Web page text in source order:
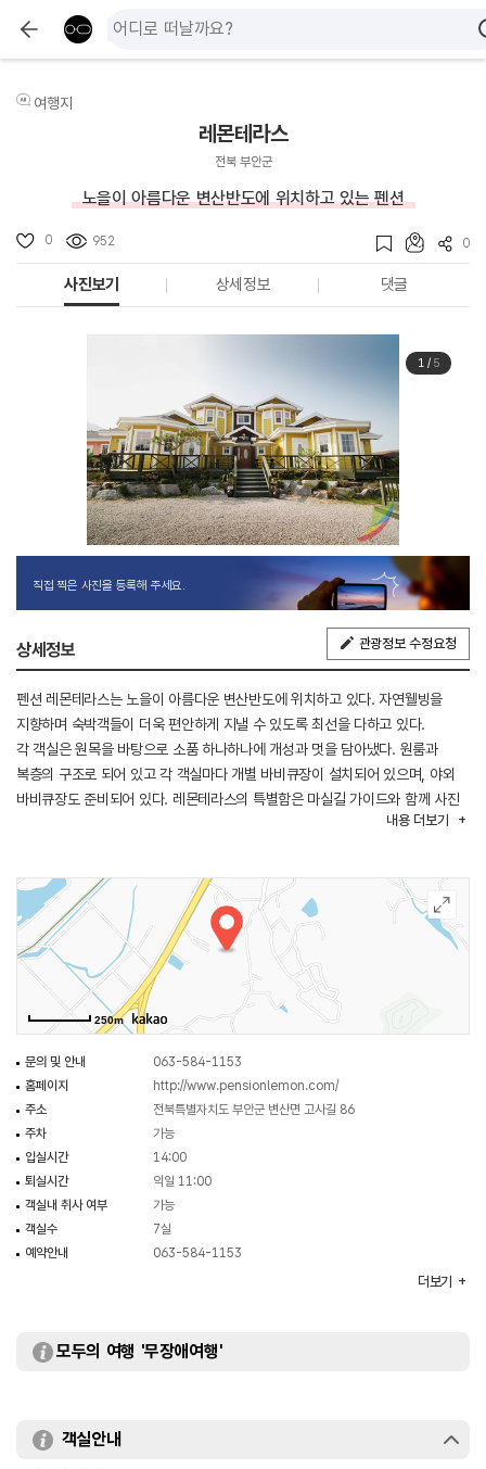
여행지
레몬테라스
전북 부안군
노을이 아름다운 변산반도에 위치하고 있는 펜션
0 952 0
사진보기 상세정보 댓글
1/ 5
직접 찍은 사진을 등록해 주세요.
상세정보 관광정보 수정요청
펜션 레몬테라스는 노을이 아름다운 변산반도에 위치하고 있다. 자연웰빙을
지향하며 숙박객들이 더욱 편안하게 지낼 수 있도록 최선을 다하고 있다.
각 객실은 원목을 바탕으로 소품 하나하나에 개성과 멋을 담아냈다. 원룸과
복층의 구조로 되어 있고 각 객실마다 개별 바비큐장이 설치되어 있으며, 야외
바비큐장도 준비되어 있다. 레몬테라스의 특별함은 마실길 가이드와 함께 사진
촬영을 하여 CD에 그 추억을 담아 주고 있다. 주변 관광지로는 고사포해수욕장,
내용 더보기
250m
문의 및 안내
063-584-1153
홈페이지
http://www.pensionlemon.com/
주소
전북특별자치도 부안군 변산면 고사길 86
주차
가능
입실시간
14:00
퇴실시간
익일 11:00
객실내 취사 여부
가능
객실수
7실
예약안내
063-584-1153
더보기
모두의 여행 '무장애여행'
객실안내